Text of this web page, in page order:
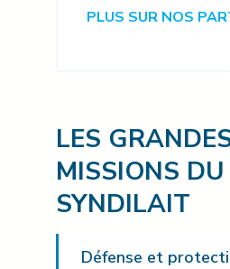
PLUS SUR NOS
LES
MISSIONS DU
SYNDILAIT
Défense et